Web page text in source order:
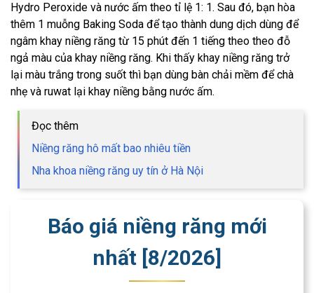
Hydro Peroxide và nước ấm theo tỉ lệ 1: 1. Sau đó, bạn hòa
thêm 1 muỗng Baking Soda để tạo thành dung dịch dùng để
ngâm khay niềng răng từ 15 phút đến 1 tiếng theo theo đỗ
ngả màu của khay niềng răng. Khi thấy khay niềng răng trở
lại màu trắng trong suốt thì bạn dùng bàn chải mềm để chà
nhẹ và ruwat lại khay niềng bằng nước ấm.
Đọc thêm
Niềng răng hô mất bao nhiêu tiền
Nha khoa niềng răng uy tín ở Hà Nội
Báo giá niềng răng mới
nhất [8/2026]